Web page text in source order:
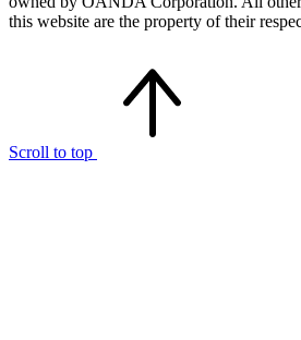
this website are the property of their
Scroll to top